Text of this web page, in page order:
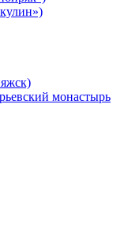
монастырь